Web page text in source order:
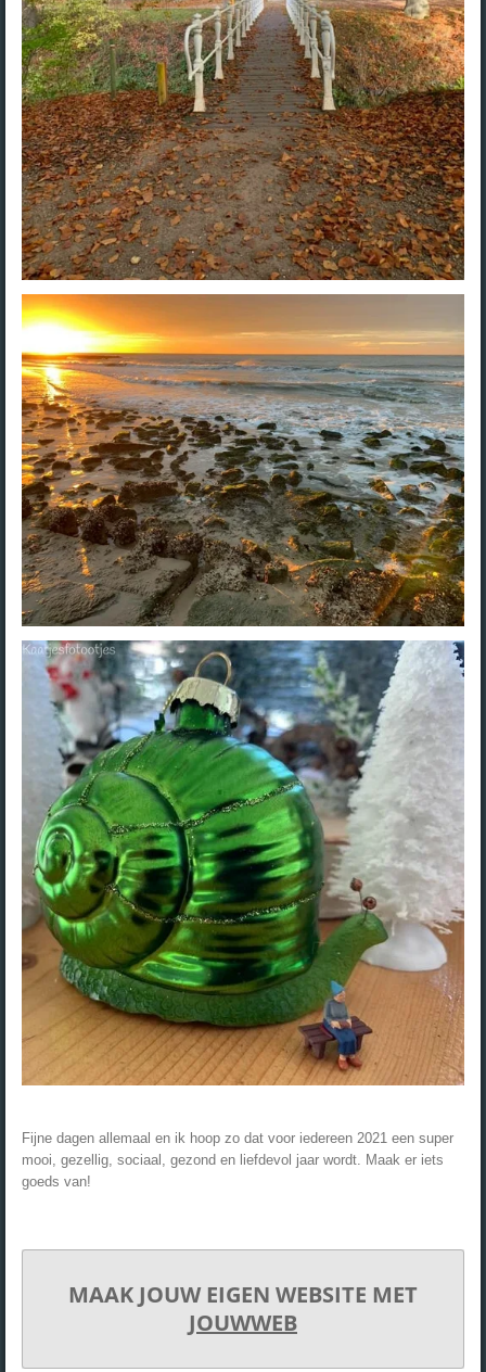
Fijne dagen allemaal en ik hoop zo dat voor iedereen 2021 een super
mooi, gezellig, sociaal, gezond en liefdevol jaar wordt. Maak er iets
goeds van!
MAAK JOUW EIGEN WEBSITE MET
JOUWWEB